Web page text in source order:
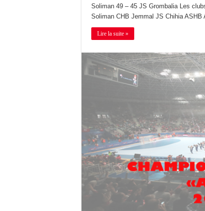
Soliman 49 – 45 JS Grombalia Les
Soliman CHB Jemmal JS Chihia
Lire la suite »